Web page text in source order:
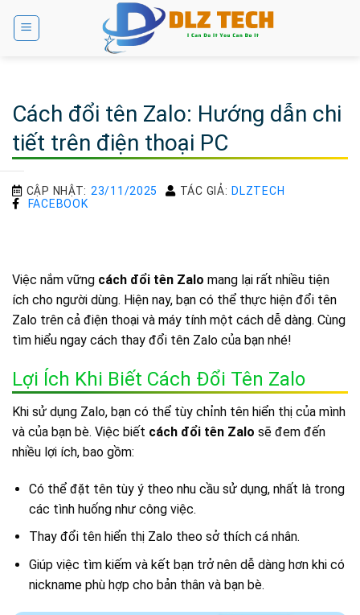
Cách đổi tên Zalo: Hướng dẫn chi
tiết trên điện thoại PC
CẬP NHẬT: 23/11/2025 TÁC GIẢ: DLZTECH
FACEBOOK
Việc nắm vững cách đổi tên Zalo mang lại rất nhiều tiện
ích cho người dùng. Hiện nay, bạn có thể thực hiện đổi tên
Zalo trên cả điện thoại và máy tính một cách dễ dàng. Cùng
tìm hiểu ngay cách thay đổi tên Zalo của bạn nhé!
Lợi Ích Khi Biết Cách Đổi Tên Zalo
Khi sử dụng Zalo, bạn có thể tùy chỉnh tên hiển thị của mình
và của bạn bè. Việc biết cách đổi tên Zalo sẽ đem đến
nhiều lợi ích, bao gồm:
Có thể đặt tên tùy ý theo nhu cầu sử dụng, nhất là trong
các tình huống như công việc.
Thay đổi tên hiển thị Zalo theo sở thích cá nhân.
Giúp việc tìm kiếm và kết bạn trở nên dễ dàng hơn khi có
nickname phù hợp cho bản thân và bạn bè.